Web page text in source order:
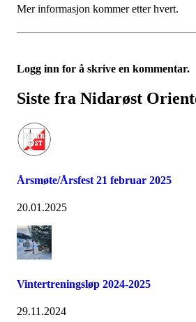
Mer informasjon kommer etter hvert.
Logg inn for å skrive en kommentar.
Siste fra Nidarøst
Årsmøte/Årsfest 21 februar 2025
20.01.2025
Vintertreningsløp 2024-2025
29.11.2024